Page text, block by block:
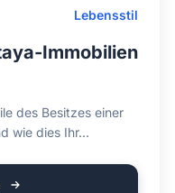
Lebensstil
Immobilien
des Besitzes einer
wie dies Ihr...